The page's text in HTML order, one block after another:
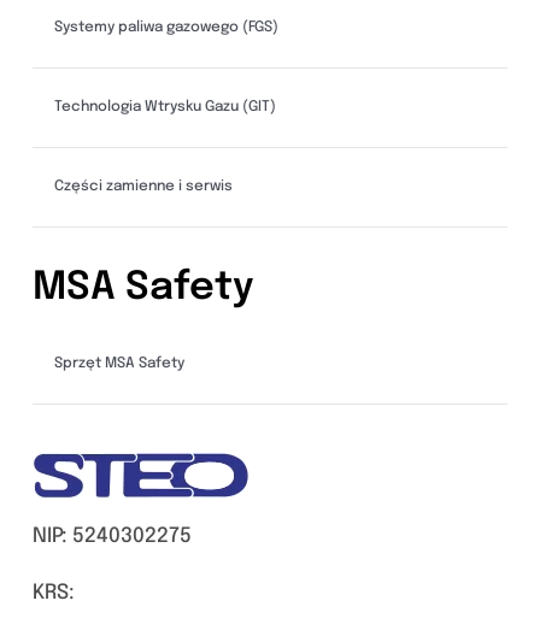
Systemy paliwa gazowego (FGS)
Technologia Wtrysku Gazu (GIT)
Części zamienne i serwis
MSA Safety
Sprzęt MSA Safety
NIP: 5240302275
KRS: